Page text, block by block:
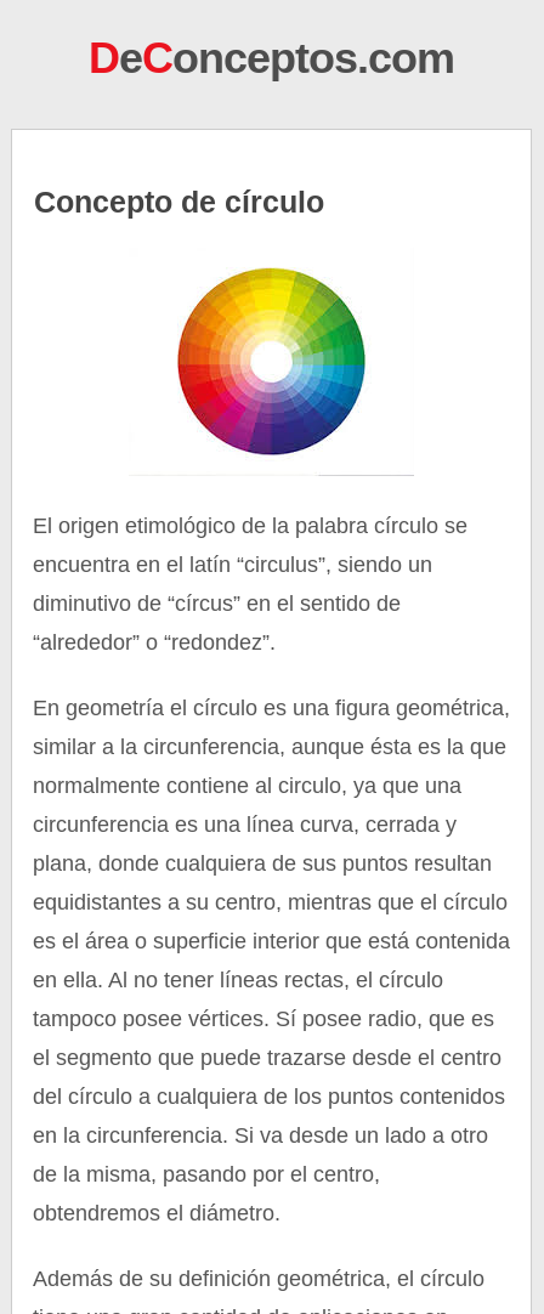
DeConceptos.com
Concepto de círculo
El origen etimológico de la palabra círculo se
encuentra en el latín “circulus”, siendo un
diminutivo de “círcus” en el sentido de
“alrededor” o “redondez”.
En geometría el círculo es una figura geométrica,
similar a la circunferencia, aunque ésta es la que
normalmente contiene al circulo, ya que una
circunferencia es una línea curva, cerrada y
plana, donde cualquiera de sus puntos resultan
equidistantes a su centro, mientras que el círculo
es el área o superficie interior que está contenida
en ella. Al no tener líneas rectas, el círculo
tampoco posee vértices. Sí posee radio, que es
el segmento que puede trazarse desde el centro
del círculo a cualquiera de los puntos contenidos
en la circunferencia. Si va desde un lado a otro
de la misma, pasando por el centro,
obtendremos el diámetro.
Además de su definición geométrica, el círculo